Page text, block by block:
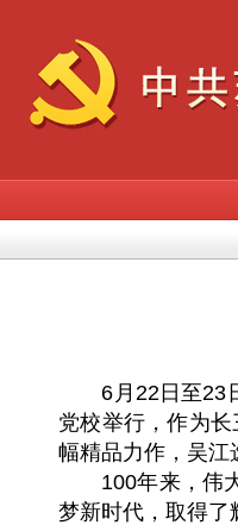
6月22日至23
党校举行，作为
幅精品力作，吴江
100年来，伟
梦新时代，取得了